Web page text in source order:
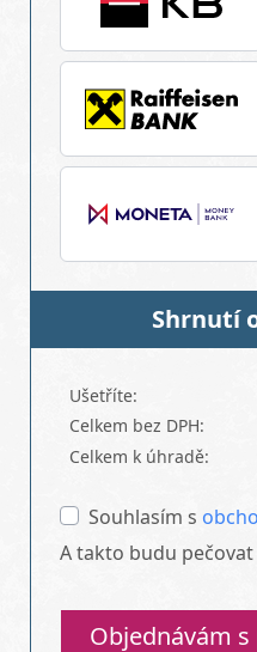
Shrnutí
Ušetříte:
Celkem bez DPH:
Celkem k úhradě:
Souhlasím s
A takto budu pečovat
Objednávám